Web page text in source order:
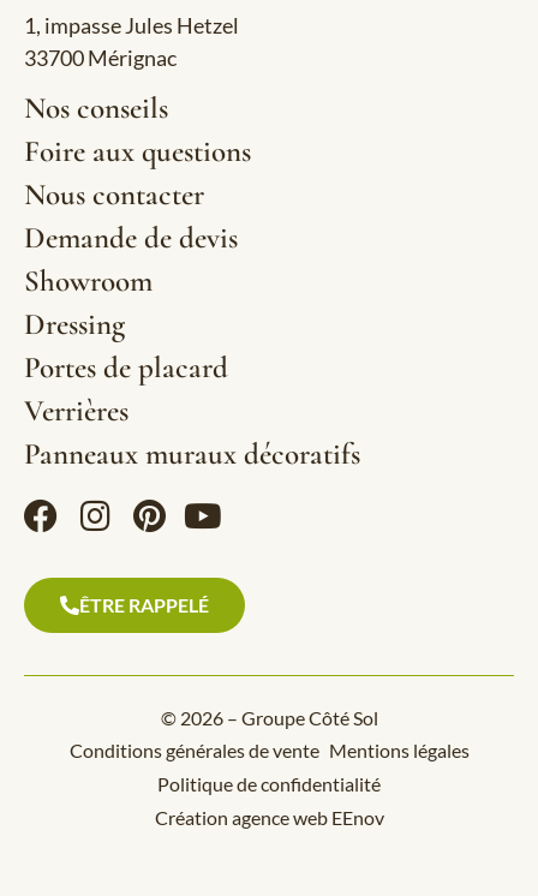
1, impasse Jules Hetzel
33700 Mérignac
Nos conseils
Foire aux questions
Nous contacter
Demande de devis
Showroom
Dressing
Portes de placard
Verrières
Panneaux muraux décoratifs
ÊTRE RAPPELÉ
© 2026 – Groupe Côté Sol
Conditions générales de vente Mentions légales
Politique de confidentialité
Création agence web EEnov